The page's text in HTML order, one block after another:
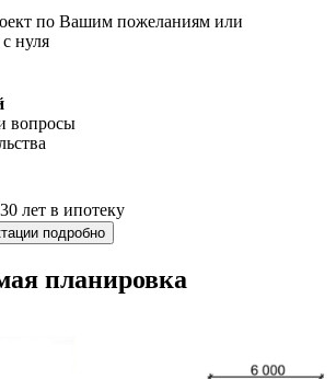
по Вашим пожеланиям или
нуля
вопросы
лет в ипотеку
подробно
планировка